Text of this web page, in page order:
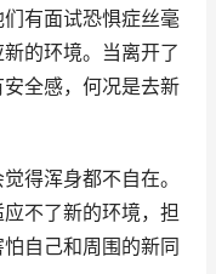
有面试恐惧症丝毫
的环境。当离开了
全感，何况是去新
得浑身都不自在。
不了新的环境，担
自己和周围的新同